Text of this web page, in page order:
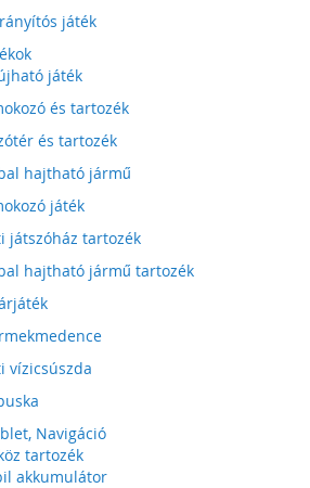
játék
játék
és tartozék
és tartozék
hajtható jármű
játék
játszóház tartozék
hajtható jármű tartozék
vízicsúszda
Navigáció
tartozék
akkumulátor